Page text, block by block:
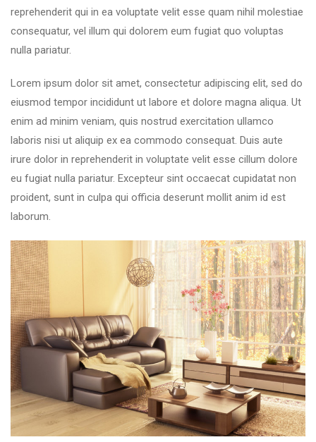
reprehenderit qui in ea voluptate velit esse quam nihil molestiae
consequatur, vel illum qui dolorem eum fugiat quo voluptas
nulla pariatur.
Lorem ipsum dolor sit amet, consectetur adipiscing elit, sed do
eiusmod tempor incididunt ut labore et dolore magna aliqua. Ut
enim ad minim veniam, quis nostrud exercitation ullamco
laboris nisi ut aliquip ex ea commodo consequat. Duis aute
irure dolor in reprehenderit in voluptate velit esse cillum dolore
eu fugiat nulla pariatur. Excepteur sint occaecat cupidatat non
proident, sunt in culpa qui officia deserunt mollit anim id est
laborum.